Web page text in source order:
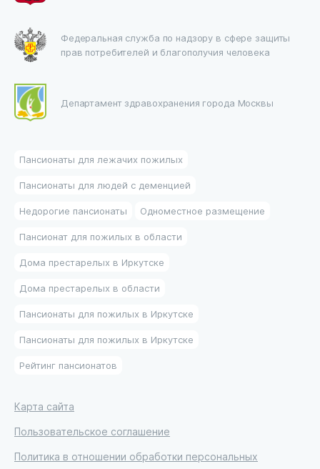
Федеральная служба по надзору в сфере защиты
прав потребителей и благополучия человека
Департамент здравохранения города Москвы
Пансионаты для лежачих пожилых
Пансионаты для людей с деменцией
Недорогие пансионаты Одноместное размещение
Пансионат для пожилых в области
Дома престарелых в Иркутске
Дома престарелых в области
Пансионаты для пожилых в Иркутске
Пансионаты для пожилых в Иркутске
Рейтинг пансионатов
Карта сайта
Пользовательское соглашение
Политика в отношении обработки персональных